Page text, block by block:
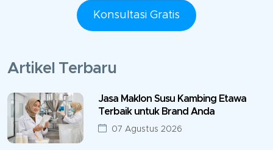
Konsultasi Gratis
Artikel Terbaru
Jasa Maklon Susu Kambing Etawa
Terbaik untuk Brand Anda
07 Agustus 2026